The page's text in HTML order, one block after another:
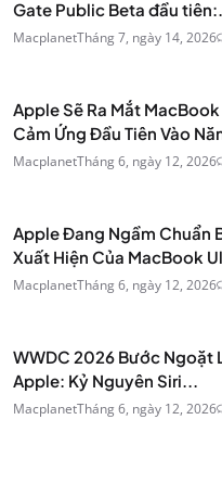
Gate Public Beta đầu
MacplanetTháng 7, ngày 14, 2026
Apple Sẽ Ra Mắt MacBook
Cảm Ứng Đầu Tiên Vào
MacplanetTháng 6, ngày 12, 2026
Apple Đang Ngầm Chuẩn
Xuất Hiện Của MacBook
MacplanetTháng 6, ngày 12, 2026
WWDC 2026 Bước Ngoặt
Apple: Kỷ Nguyên Siri...
MacplanetTháng 6, ngày 12, 2026